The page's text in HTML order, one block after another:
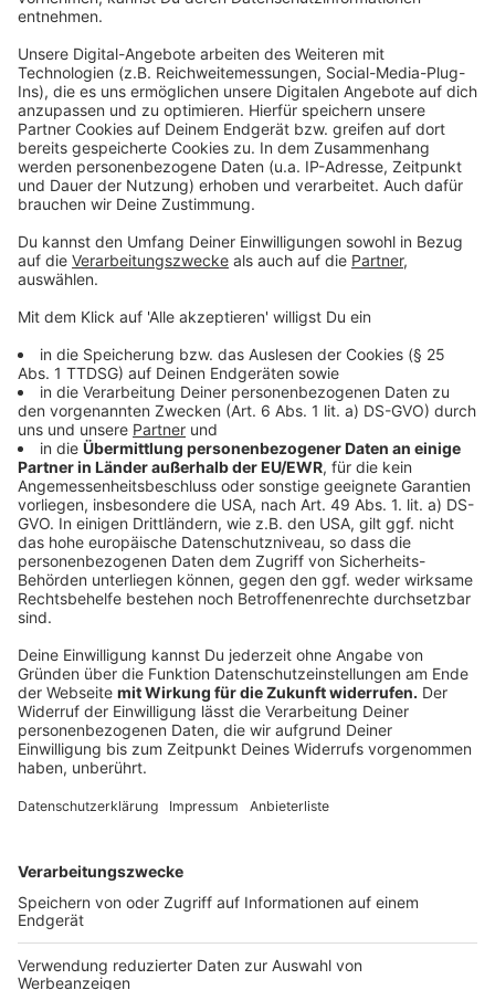
Anzeige
Aktuelle Umfragen zeigen, dass mehr Menschen Söder
als geeigneten Kanzlerkandidaten sehen. Sollten sich
die beiden nicht einig werden, müsste die
Bundestagsfraktion einen Kanzlerkandidaten wählen.
Die Junge Union hat sich am Abend klar für Söder
Anzeige
Bei den Grünen wird es heute eine Entscheidung in der
K-Frage geben. Der Bundesvorstand will vorschlagen,
wer von den Parteichefs Baerbock und Habeck bei der
Bundestagswahl ins Rennen geht.
Weitere Infos und Links zum Thema:
Repräsentative Umfrage zur Kanzlerkandidatur
der Union!
Antenne-Düsseldorf-Umfrage zur
Kanzlerkandidatur der Union!
Machtkampf in der Union - Laschet und Söder
werden sich nicht einig!
Auch die GRÜNEN sind auf der Suche nach einer
Kanzlerkandidatin/einem Kanzlerkandidaten!
Anzeige
Anzeige